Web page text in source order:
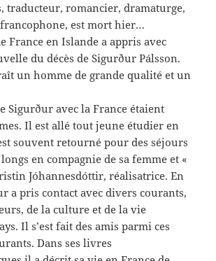
traducteur, romancier, dramaturge,
est mort hier…
France en Islande a appris avec
du décès de Sigurður Pálsson.
un homme de grande qualité et un
Sigurður avec la France étaient
Il est allé tout jeune étudier en
souvent retourné pour des séjours
en compagnie de sa femme et «
Jóhannesdóttir, réalisatrice. En
a pris contact avec divers courants,
de la culture et de la vie
Il s’est fait des amis parmi ces
Dans ses livres